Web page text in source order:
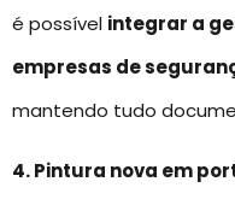
é possível integrar a
empresas de
mantendo tudo
4. Pintura nova em